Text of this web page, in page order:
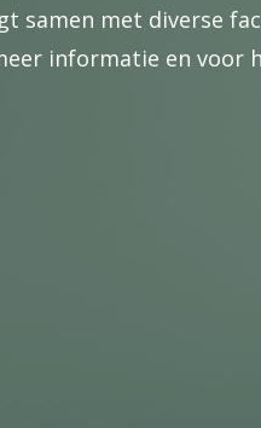
samen met diverse
informatie en voor